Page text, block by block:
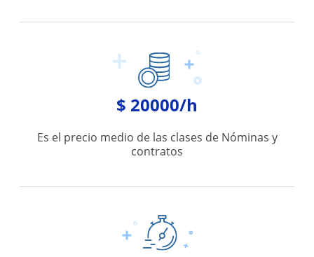
$ 20000/h
Es el precio medio de las clases de Nóminas y
contratos